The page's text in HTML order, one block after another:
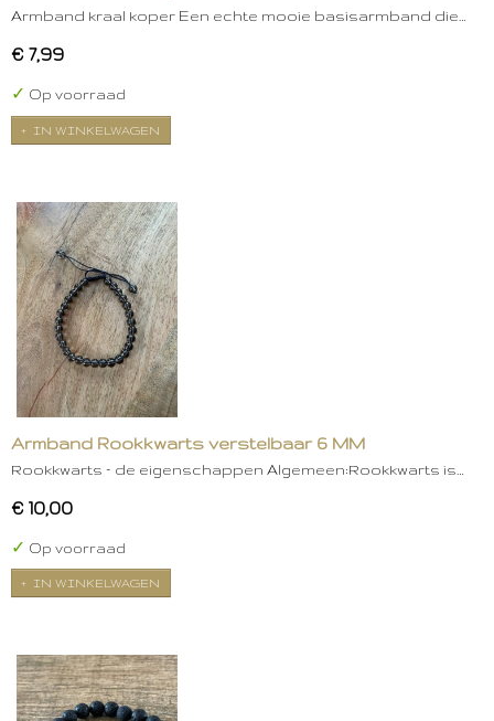
Armband kraal koper Een echte mooie basisarmband die…
€ 7,99
✓ Op voorraad
IN WINKELWAGEN
Armband Rookkwarts verstelbaar 6 MM
Rookkwarts – de eigenschappen Algemeen:Rookkwarts is…
€ 10,00
✓ Op voorraad
IN WINKELWAGEN